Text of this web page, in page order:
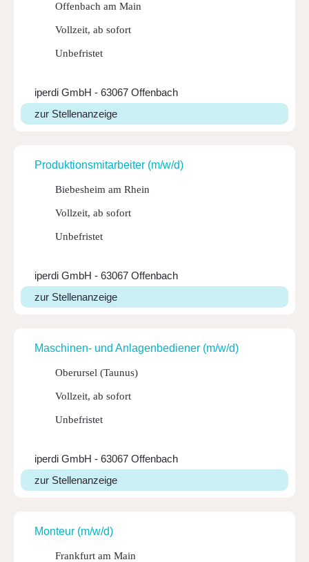
Offenbach am Main
Vollzeit, ab sofort
Unbefristet
iperdi GmbH - 63067 Offenbach
zur Stellenanzeige
Produk­ti­ons­mit­ar­beiter (m/w/d)
Biebesheim am Rhein
Vollzeit, ab sofort
Unbefristet
iperdi GmbH - 63067 Offenbach
zur Stellenanzeige
Maschi­nen- und Anla­gen­be­diener (m/w/d)
Oberursel (Taunus)
Vollzeit, ab sofort
Unbefristet
iperdi GmbH - 63067 Offenbach
zur Stellenanzeige
Monteur (m/w/d)
Frankfurt am Main